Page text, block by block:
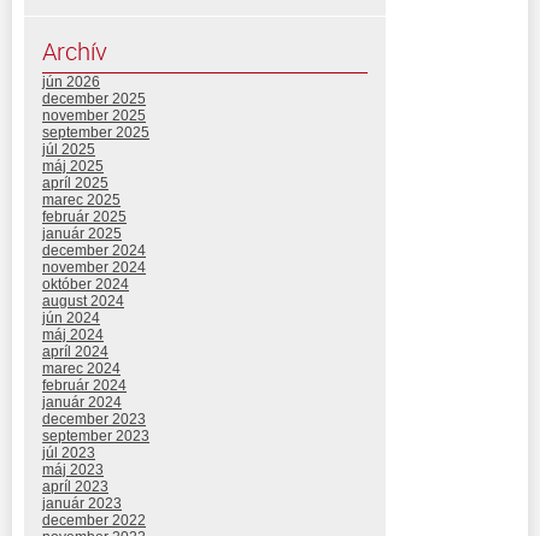
Archív
jún 2026
december 2025
november 2025
september 2025
júl 2025
máj 2025
apríl 2025
marec 2025
február 2025
január 2025
december 2024
november 2024
október 2024
august 2024
jún 2024
máj 2024
apríl 2024
marec 2024
február 2024
január 2024
december 2023
september 2023
júl 2023
máj 2023
apríl 2023
január 2023
december 2022